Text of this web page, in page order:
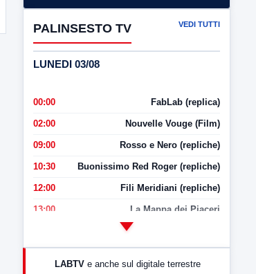
PALINSESTO TV VEDI TUTTI
LUNEDI 03/08
00:00 FabLab (replica)
02:00 Nouvelle Vouge (Film)
09:00 Rosso e Nero (repliche)
10:30 Buonissimo Red Roger (repliche)
12:00 Fili Meridiani (repliche)
13:00 La Mappa dei Piaceri
LABTV e anche sul digitale terrestre